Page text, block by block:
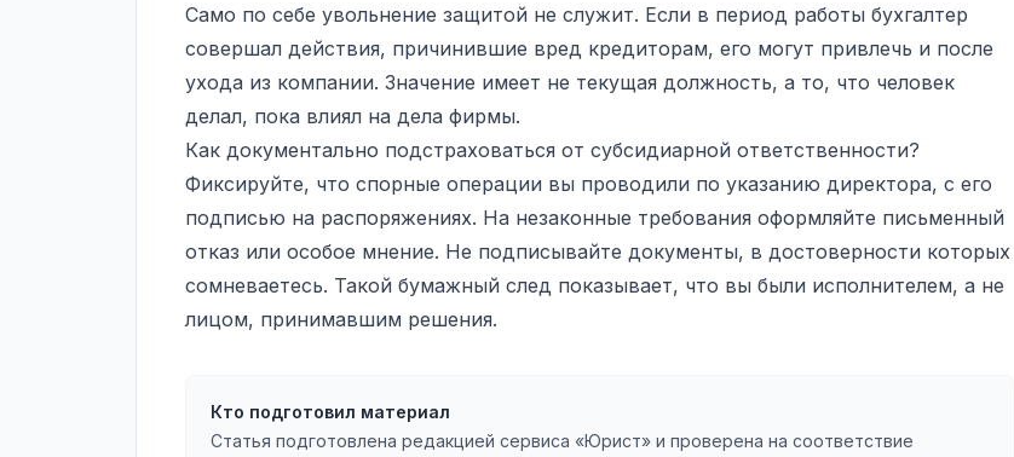
Само по себе увольнение защитой не служит. Если в период работы бухгалтер
совершал действия, причинившие вред кредиторам, его могут привлечь и после
ухода из компании. Значение имеет не текущая должность, а то, что человек
делал, пока влиял на дела фирмы.
Как документально подстраховаться от субсидиарной ответственности?
Фиксируйте, что спорные операции вы проводили по указанию директора, с его
подписью на распоряжениях. На незаконные требования оформляйте письменный
отказ или особое мнение. Не подписывайте документы, в достоверности которых
сомневаетесь. Такой бумажный след показывает, что вы были исполнителем, а не
лицом, принимавшим решения.
Кто подготовил материал
Статья подготовлена редакцией сервиса «Юрист» и проверена на соответствие